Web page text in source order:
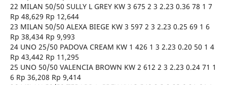
22 MILAN 50/50 SULLY L GREY KW 3 675 2 3 2.23 0.36 78 1 7
Rp 48,629 Rp 12,644
23 MILAN 50/50 ALEXA BIEGE KW 3 597 2 3 2.23 0.25 69 1 6
Rp 38,434 Rp 9,993
24 UNO 25/50 PADOVA CREAM KW 1 426 1 3 2.23 0.20 50 1 4
Rp 43,442 Rp 11,295
25 UNO 50/50 VALENCIA BROWN KW 2 612 2 3 2.23 0.24 71 1
6 Rp 36,208 Rp 9,414